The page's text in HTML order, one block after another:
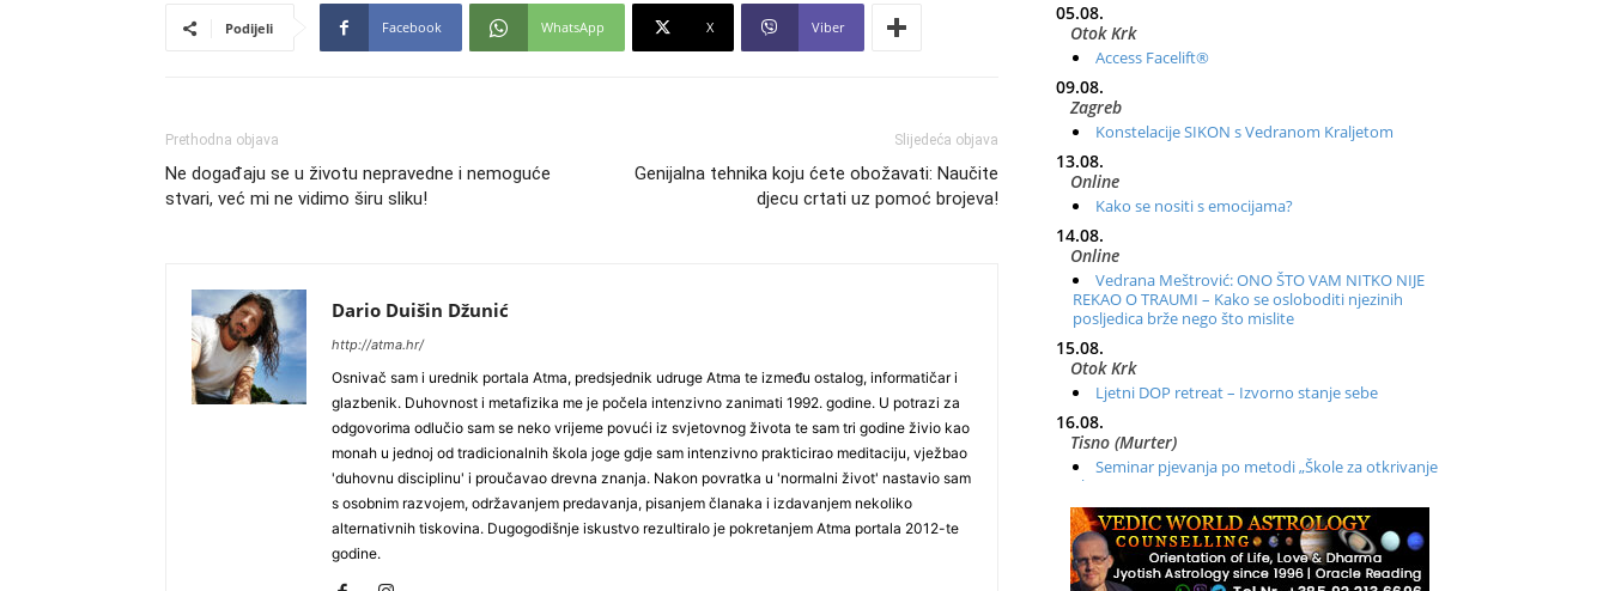
Podijeli Facebook WhatsApp X Viber
Prethodna objava
Ne događaju se u životu nepravedne i nemoguće
stvari, već mi ne vidimo širu sliku!
Slijedeća objava
Genijalna tehnika koju ćete obožavati: Naučite
djecu crtati uz pomoć brojeva!
Dario Duišin Džunić
http://atma.hr/
Osnivač sam i urednik portala Atma, predsjednik udruge Atma te između ostalog, informatičar i
glazbenik. Duhovnost i metafizika me je počela intenzivno zanimati 1992. godine. U potrazi za
odgovorima odlučio sam se neko vrijeme povući iz svjetovnog života te sam tri godine živio kao
monah u jednoj od tradicionalnih škola joge gdje sam intenzivno prakticirao meditaciju, vježbao
'duhovnu disciplinu' i proučavao drevna znanja. Nakon povratka u 'normalni život' nastavio sam
s osobnim razvojem, održavanjem predavanja, pisanjem članaka i izdavanjem nekoliko
alternativnih tiskovina. Dugogodišnje iskustvo rezultiralo je pokretanjem Atma portala 2012-te
godine.
05.08.
Otok Krk
Access Facelift®
09.08.
Zagreb
Konstelacije SIKON s Vedranom Kraljetom
13.08.
Online
Kako se nositi s emocijama?
14.08.
Online
Vedrana Meštrović: ONO ŠTO VAM NITKO NIJE
REKAO O TRAUMI – Kako se osloboditi njezinih
posljedica brže nego što mislite
15.08.
Otok Krk
Ljetni DOP retreat – Izvorno stanje sebe
16.08.
Tisno (Murter)
Seminar pjevanja po metodi „Škole za otkrivanje
glasa“
20.08.
Online
Radionica: Pomagači iz drugih dimenzija Online –
otvoreno za sve